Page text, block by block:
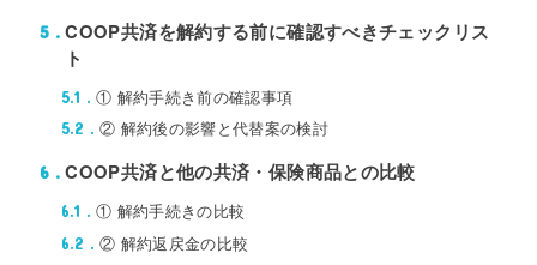
5
COOP共済を解約する前に確認すべきチェックリス
ト
5.1 ① 解約手続き前の確認事項
5.2 ② 解約後の影響と代替案の検討
6 COOP共済と他の共済・保険商品との比較
6.1 ① 解約手続きの比較
6.2 ② 解約返戻金の比較